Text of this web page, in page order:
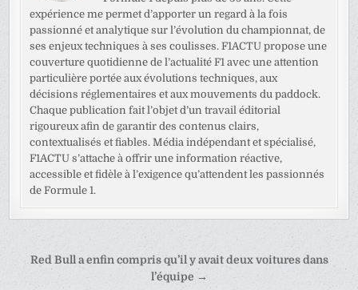
expérience me permet d’apporter un regard à la fois
passionné et analytique sur l’évolution du championnat, de
ses enjeux techniques à ses coulisses. F1ACTU propose une
couverture quotidienne de l’actualité F1 avec une attention
particulière portée aux évolutions techniques, aux
décisions réglementaires et aux mouvements du paddock.
Chaque publication fait l’objet d’un travail éditorial
rigoureux afin de garantir des contenus clairs,
contextualisés et fiables. Média indépendant et spécialisé,
F1ACTU s’attache à offrir une information réactive,
accessible et fidèle à l’exigence qu’attendent les passionnés
de Formule 1.
Navigation
Red Bull a enfin compris qu’il y avait deux voitures dans
l’équipe →